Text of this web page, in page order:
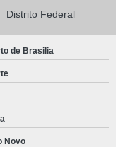
Distrito Federal
de Brasilia
Novo